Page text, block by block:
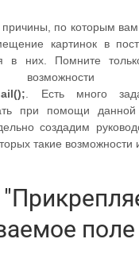
по которым
картинок в
в них. Помните
возможности
. Есть много
при помощи
создадим
такие возможности
поле